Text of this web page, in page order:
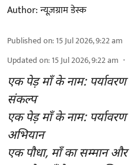
Author:न्यूज़ग्राम डेस्क
Published on:15 Jul 2026, 9:22 am
Updated on:15 Jul 2026, 9:22 am
एक पेड़ माँ के नाम:
संकल्प
एक पेड़ माँ के नाम:
अभियान
एक पौधा, माँ का सम्मान